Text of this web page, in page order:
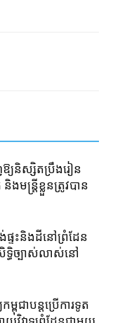
និស្សិត​ប្រឹងរៀន​
ង​មន្ត្រី​​ខ្លួន​ត្រូវ​បាន​
ះ​និង​ដី​នៅ​ព្រំដែន​
ទ្ធិ​ច្បាស់លាស់​នៅ​
ពុជា​បន្ត​ប្រើ​ការទូត